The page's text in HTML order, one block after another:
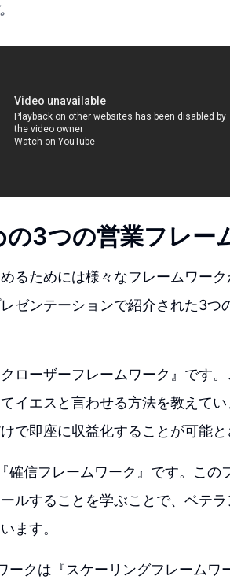
3つの営業フレー
るためには様々なフレームワー
ゼンテーションで紹介された3つ
ローザーフレームワーク』です
イエスと言わせる方法を教えて
で即座に収益化することが可能と
確信フレームワーク』です。この
ルすることを学ぶことで、ベテ
ます。
ークは『スケーリングフレームワ